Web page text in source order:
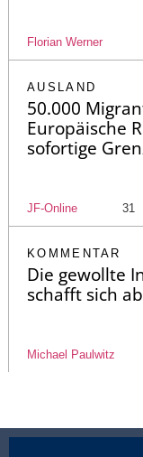
Florian Werner
AUSLAND
50.000
Europäische
sofortige
JF-Online 31
KOMMENTAR
Die gewollte
schafft sich ab
Michael Paulwitz